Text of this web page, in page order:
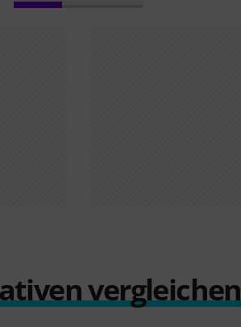
vergleichen